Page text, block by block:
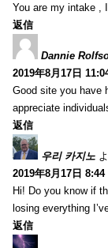
You are my intake ,
返信
Dannie
2019年8月17日
Good site you have
appreciate
返信
우리 카지노
2019年8月17日 8:44
Hi! Do you know if
losing everything
返信